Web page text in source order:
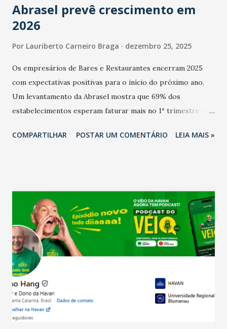
Abrasel prevê crescimento em
2026
Por Lauriberto Carneiro Braga dezembro 25, 2025
Os empresários de Bares e Restaurantes encerram 2025
com expectativas positivas para o início do próximo ano.
Um levantamento da Abrasel mostra que 69% dos
estabelecimentos esperam faturar mais no 1º trimestre de
relação ao último trimestre deste ano, 56% também
confraternizações de fim de ano e pelo pagamento do 13º
Salário para um número maior de trabalhadores, já que o
país tem a menor taxa de desemprego dos anos recentes.
Ainda segundo a Pesquisa, em novembro de 2025, 40% dos
bares e restaurantes operaram com lucro e outros 40%
registraram equilíbrio financeiro. Já o percentual de
estabelecimentos no prejuízo ficou em 19%, pouco abaixo
do observado no mês anterior. Outros 1% não existiam em
novembro. Em relação a outubro, o faturamento também
COMPARTILHAR POSTAR UM COMENTÁRIO LEIA MAIS »